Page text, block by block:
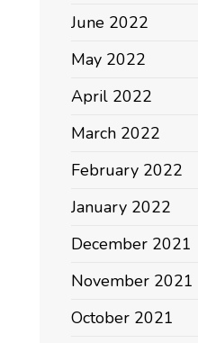
June 2022
May 2022
April 2022
March 2022
February 2022
January 2022
December 2021
November 2021
October 2021